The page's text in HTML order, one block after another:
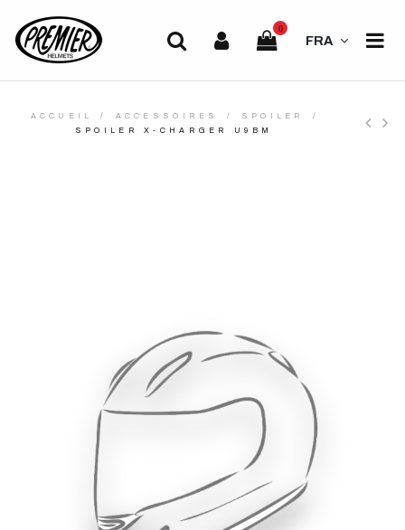
0
FRA
ACCUEIL ACCESSOIRES
SPOILER
SPOILER X-CHARGER U9BM